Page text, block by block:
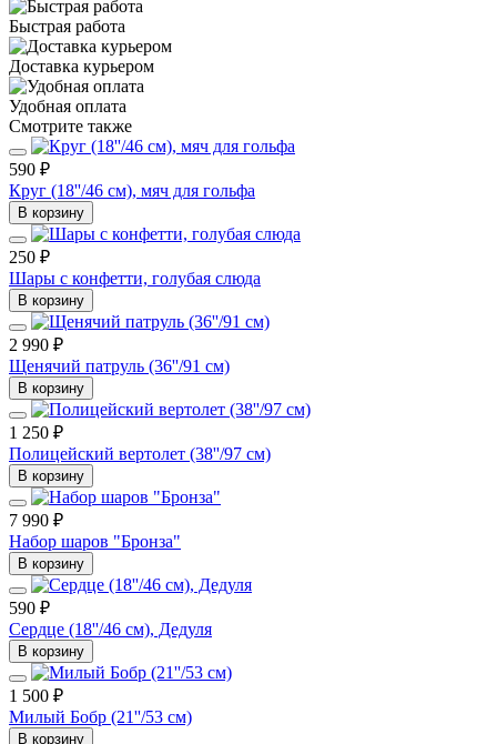
Быстрая работа
Доставка курьером
Удобная оплата
Смотрите также
590 ₽
Круг (18''/46 см), мяч для гольфа
В корзину
250 ₽
Шары с конфетти, голубая слюда
В корзину
2 990 ₽
Щенячий патруль (36''/91 см)
В корзину
1 250 ₽
Полицейский вертолет (38''/97 см)
В корзину
7 990 ₽
Набор шаров "Бронза"
В корзину
590 ₽
Сердце (18''/46 см), Дедуля
В корзину
1 500 ₽
Милый Бобр (21''/53 см)
В корзину